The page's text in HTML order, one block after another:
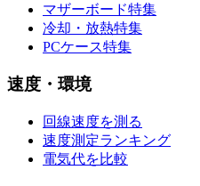
マザーボード特集
冷却・放熱特集
PCケース特集
速度・環境
回線速度を測る
速度測定ランキング
電気代を比較